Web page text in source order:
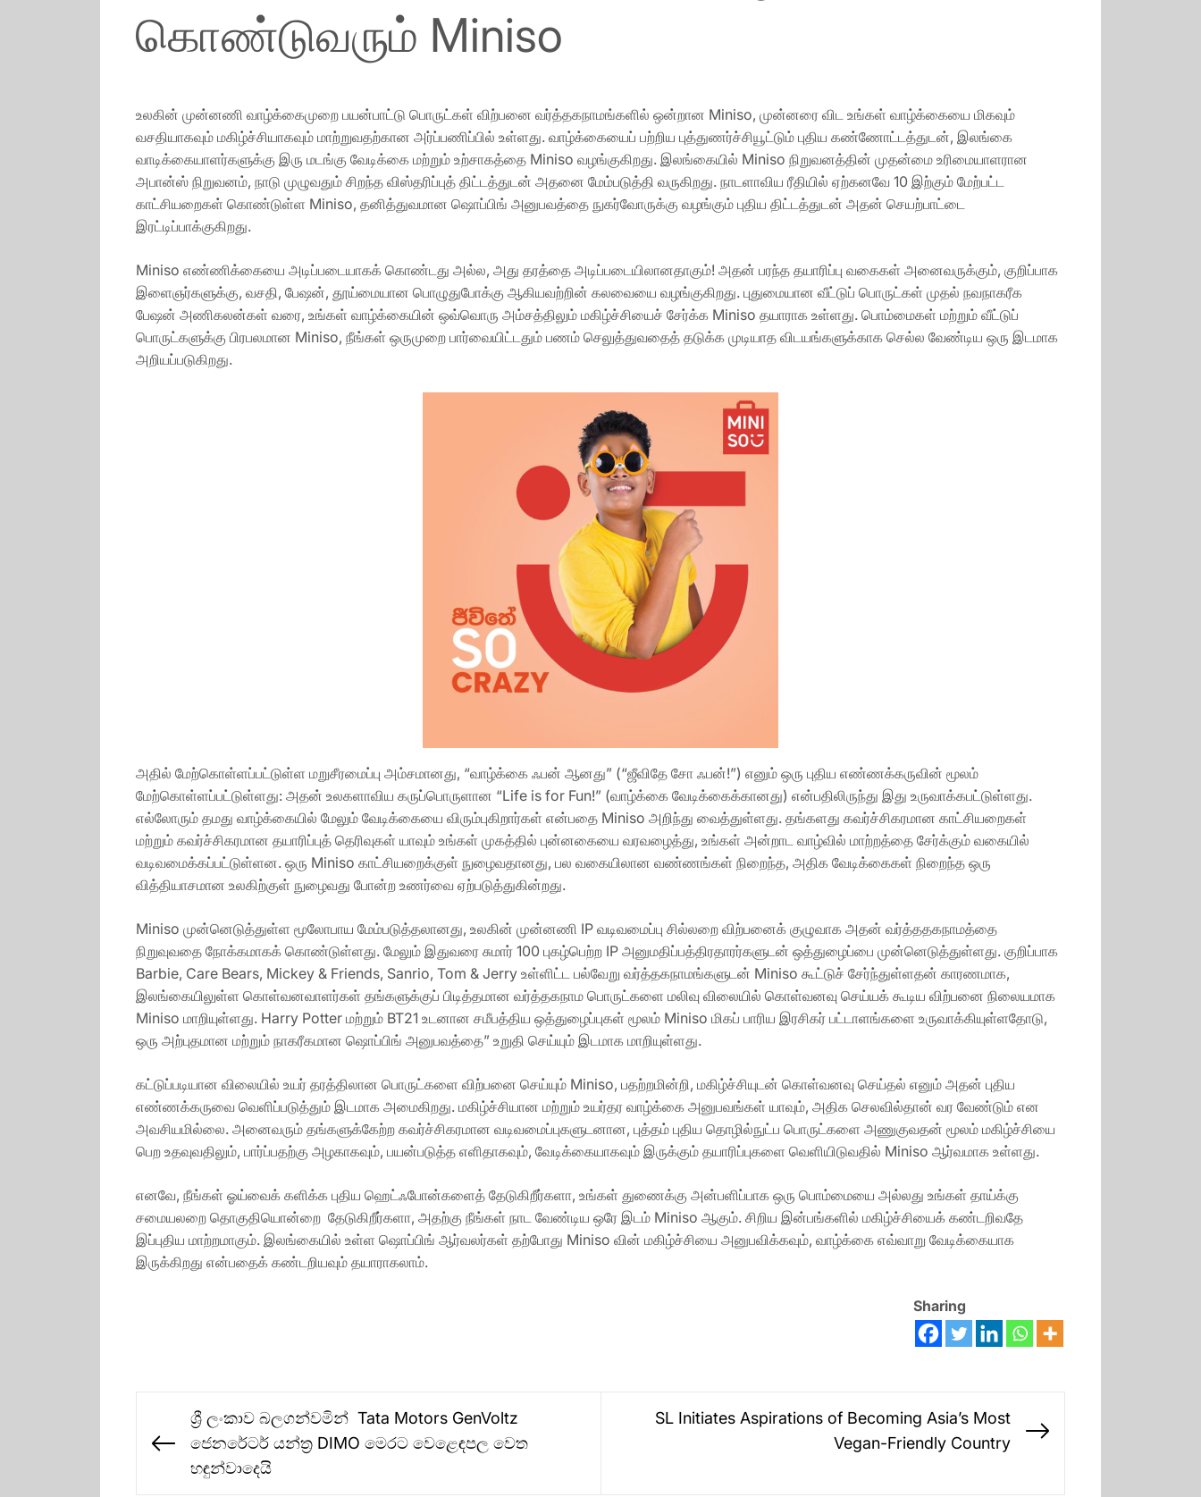
கொண்டுவரும் Miniso
உலகின் முன்னணி வாழ்க்கைமுறை பயன்பாட்டு பொருட்கள் விற்பனை வர்த்தகநாமங்களில் ஒன்றான Miniso, முன்னரை விட உங்கள் வாழ்க்கையை மிகவும்
வசதியாகவும் மகிழ்ச்சியாகவும் மாற்றுவதற்கான அர்ப்பணிப்பில் உள்ளது. வாழ்க்கையைப் பற்றிய புத்துணர்ச்சியூட்டும் புதிய கண்ணோட்டத்துடன், இலங்கை
வாடிக்கையாளர்களுக்கு இரு மடங்கு வேடிக்கை மற்றும் உற்சாகத்தை Miniso வழங்குகிறது. இலங்கையில் Miniso நிறுவனத்தின் முதன்மை உரிமையாளரான
அபான்ஸ் நிறுவனம், நாடு முழுவதும் சிறந்த விஸ்தரிப்புத் திட்டத்துடன் அதனை மேம்படுத்தி வருகிறது. நாடளாவிய ரீதியில் ஏற்கனவே 10 இற்கும் மேற்பட்ட
காட்சியறைகள் கொண்டுள்ள Miniso, தனித்துவமான ஷொப்பிங் அனுபவத்தை நுகர்வோருக்கு வழங்கும் புதிய திட்டத்துடன் அதன் செயற்பாட்டை
இரட்டிப்பாக்குகிறது.
Miniso எண்ணிக்கையை அடிப்படையாகக் கொண்டது அல்ல, அது தரத்தை அடிப்படையிலானதாகும்! அதன் பரந்த தயாரிப்பு வகைகள் அனைவருக்கும், குறிப்பாக
இளைஞர்களுக்கு, வசதி, பேஷன், தூய்மையான பொழுதுபோக்கு ஆகியவற்றின் கலவையை வழங்குகிறது. புதுமையான வீட்டுப் பொருட்கள் முதல் நவநாகரீக
பேஷன் அணிகலன்கள் வரை, உங்கள் வாழ்க்கையின் ஒவ்வொரு அம்சத்திலும் மகிழ்ச்சியைச் சேர்க்க Miniso தயாராக உள்ளது. பொம்மைகள் மற்றும் வீட்டுப்
பொருட்களுக்கு பிரபலமான Miniso, நீங்கள் ஒருமுறை பார்வையிட்டதும் பணம் செலுத்துவதைத் தடுக்க முடியாத விடயங்களுக்காக செல்ல வேண்டிய ஒரு இடமாக
அறியப்படுகிறது.
அதில் மேற்கொள்ளப்பட்டுள்ள மறுசீரமைப்பு அம்சமானது, “வாழ்க்கை ஃபன் ஆனது” (“ஜீவிதே சோ ஃபன்!”) எனும் ஒரு புதிய எண்ணக்கருவின் மூலம்
மேற்கொள்ளப்பட்டுள்ளது: அதன் உலகளாவிய கருப்பொருளான “Life is for Fun!” (வாழ்க்கை வேடிக்கைக்கானது) என்பதிலிருந்து இது உருவாக்கபட்டுள்ளது.
எல்லோரும் தமது வாழ்க்கையில் மேலும் வேடிக்கையை விரும்புகிறார்கள் என்பதை Miniso அறிந்து வைத்துள்ளது. தங்களது கவர்ச்சிகரமான காட்சியறைகள்
மற்றும் கவர்ச்சிகரமான தயாரிப்புத் தெரிவுகள் யாவும் உங்கள் முகத்தில் புன்னகையை வரவழைத்து, உங்கள் அன்றாட வாழ்வில் மாற்றத்தை சேர்க்கும் வகையில்
வடிவமைக்கப்பட்டுள்ளன. ஒரு Miniso காட்சியறைக்குள் நுழைவதானது, பல வகையிலான வண்ணங்கள் நிறைந்த, அதிக வேடிக்கைகள் நிறைந்த ஒரு
வித்தியாசமான உலகிற்குள் நுழைவது போன்ற உணர்வை ஏற்படுத்துகின்றது.
Miniso முன்னெடுத்துள்ள மூலோபாய மேம்படுத்தலானது, உலகின் முன்னணி IP வடிவமைப்பு சில்லறை விற்பனைக் குழுவாக அதன் வர்த்ததகநாமத்தை
நிறுவுவதை நோக்கமாகக் கொண்டுள்ளது. மேலும் இதுவரை சுமார் 100 புகழ்பெற்ற IP அனுமதிப்பத்திரதாரர்களுடன் ஒத்துழைப்பை முன்னெடுத்துள்ளது. குறிப்பாக
Barbie, Care Bears, Mickey & Friends, Sanrio, Tom & Jerry உள்ளிட்ட பல்வேறு வர்த்தகநாமங்களுடன் Miniso கூட்டுச் சேர்ந்துள்ளதன் காரணமாக,
இலங்கையிலுள்ள கொள்வனவாளர்கள் தங்களுக்குப் பிடித்தமான வர்த்தகநாம பொருட்களை மலிவு விலையில் கொள்வனவு செய்யக் கூடிய விற்பனை நிலையமாக
Miniso மாறியுள்ளது. Harry Potter மற்றும் BT21 உடனான சமீபத்திய ஒத்துழைப்புகள் மூலம் Miniso மிகப் பாரிய இரசிகர் பட்டாளங்களை உருவாக்கியுள்ளதோடு,
ஒரு அற்புதமான மற்றும் நாகரீகமான ஷொப்பிங் அனுபவத்தை” உறுதி செய்யும் இடமாக மாறியுள்ளது.
கட்டுப்படியான விலையில் உயர் தரத்திலான பொருட்களை விற்பனை செய்யும் Miniso, பதற்றமின்றி, மகிழ்ச்சியுடன் கொள்வனவு செய்தல் எனும் அதன் புதிய
எண்ணக்கருவை வெளிப்படுத்தும் இடமாக அமைகிறது. மகிழ்ச்சியான மற்றும் உயர்தர வாழ்க்கை அனுபவங்கள் யாவும், அதிக செலவில்தான் வர வேண்டும் என
அவசியமில்லை. அனைவரும் தங்களுக்கேற்ற கவர்ச்சிகரமான வடிவமைப்புகளுடனான, புத்தம் புதிய தொழில்நுட்ப பொருட்களை அணுகுவதன் மூலம் மகிழ்ச்சியை
பெற உதவுவதிலும், பார்ப்பதற்கு அழகாகவும், பயன்படுத்த எளிதாகவும், வேடிக்கையாகவும் இருக்கும் தயாரிப்புகளை வெளியிடுவதில் Miniso ஆர்வமாக உள்ளது.
எனவே, நீங்கள் ஓய்வைக் களிக்க புதிய ஹெட்ஃபோன்களைத் தேடுகிறீர்களா, உங்கள் துணைக்கு அன்பளிப்பாக ஒரு பொம்மையை அல்லது உங்கள் தாய்க்கு
சமையலறை தொகுதியொன்றை தேடுகிறீர்களா, அதற்கு நீங்கள் நாட வேண்டிய ஒரே இடம் Miniso ஆகும். சிறிய இன்பங்களில் மகிழ்ச்சியைக் கண்டறிவதே
இப்புதிய மாற்றமாகும். இலங்கையில் உள்ள ஷொப்பிங் ஆர்வலர்கள் தற்போது Miniso வின் மகிழ்ச்சியை அனுபவிக்கவும், வாழ்க்கை எவ்வாறு வேடிக்கையாக
இருக்கிறது என்பதைக் கண்டறியவும் தயாராகலாம்.
Sharing
navigation
Previous
ශ්‍රී ලංකාව බලගන්වමින් Tata Motors GenVoltz
ජෙනරේටර් යන්ත්‍ර DIMO මෙරට වෙළෙඳපල වෙත
හඳුන්වාදෙයි
SL Initiates Aspirations of Becoming Asia’s Most
Vegan-Friendly Country